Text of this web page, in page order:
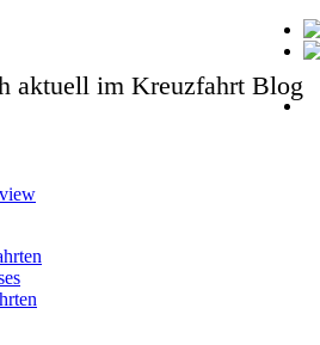
aktuell im Kreuzfahrt Blog